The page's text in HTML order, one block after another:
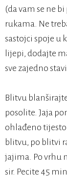
(da vam se ne
rukama. Ne
sastojci spoje u
lijepi, dodajte
sve zajedno
Blitvu
posolite. Jaja
ohlađeno
blitvu, po blitvi
jajima. Po vrhu
sir. Pecite 45